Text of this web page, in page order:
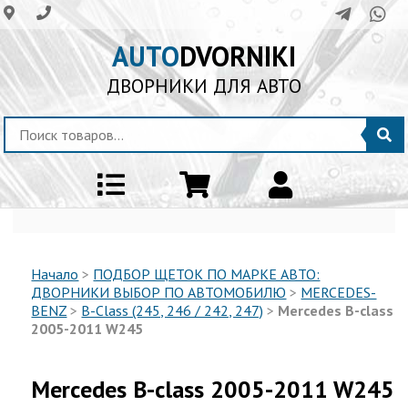
AUTODVORNIKI
ДВОРНИКИ ДЛЯ АВТО
Начало > ПОДБОР ЩЕТОК ПО МАРКЕ АВТО:
ДВОРНИКИ ВЫБОР ПО АВТОМОБИЛЮ > MERCEDES-
BENZ > B-Class (245, 246 / 242, 247) > Mercedes B-class
2005-2011 W245
Mercedes B-class 2005-2011 W245